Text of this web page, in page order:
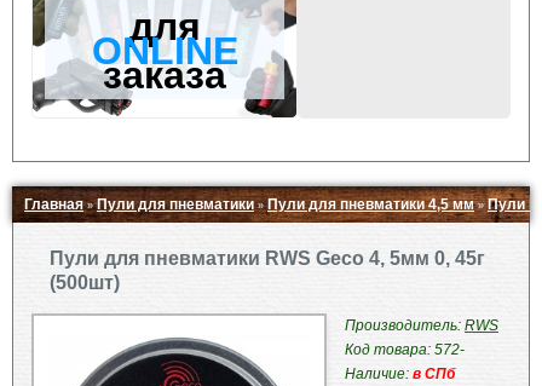
для
ONLINE
заказа
Главная»Пули для пневматики » Пули для пневматики 4,5 мм»Пули
Пули для пневматики RWS Geco 4, 5мм 0, 45г
(500шт)
Производитель: RWS
Код товара: 572-
Наличие: в СПб